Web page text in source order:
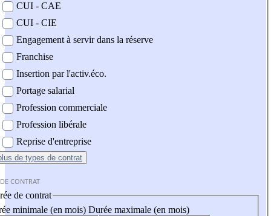
CUI - CAE
CUI - CIE
Engagement à servir dans la réserve
Franchise
Insertion par l'activ.éco.
Portage salarial
Profession commerciale
Profession libérale
Reprise d'entreprise
de types de contrat
CONTRAT
de contrat
minimale (en mois) Durée maximale (en mois)